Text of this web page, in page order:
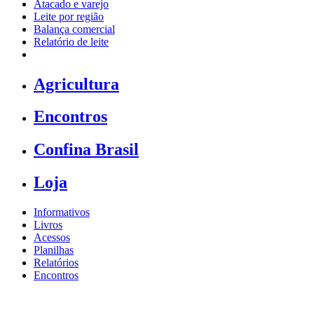
Atacado e varejo
Leite por região
Balança comercial
Relatório de leite
Agricultura
Encontros
Confina Brasil
Loja
Informativos
Livros
Acessos
Planilhas
Relatórios
Encontros